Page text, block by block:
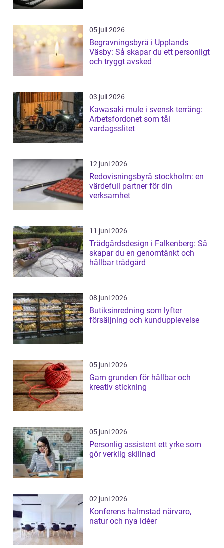
05 juli 2026
Begravningsbyrå i Upplands
Väsby: Så skapar du ett personligt
och tryggt avsked
03 juli 2026
Kawasaki mule i svensk terräng:
Arbetsfordonet som tål
vardagsslitet
12 juni 2026
Redovisningsbyrå stockholm: en
värdefull partner för din
verksamhet
11 juni 2026
Trädgårdsdesign i Falkenberg: Så
skapar du en genomtänkt och
hållbar trädgård
08 juni 2026
Butiksinredning som lyfter
försäljning och kundupplevelse
05 juni 2026
Garn grunden för hållbar och
kreativ stickning
05 juni 2026
Personlig assistent ett yrke som
gör verklig skillnad
02 juni 2026
Konferens halmstad närvaro,
natur och nya idéer